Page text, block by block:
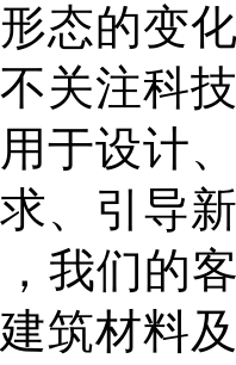
态的变
关注科
于设计
、引导
我们的
筑材料